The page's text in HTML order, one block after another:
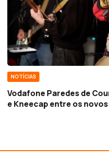
NOTÍCIAS
Vodafone Paredes de
e Kneecap entre os